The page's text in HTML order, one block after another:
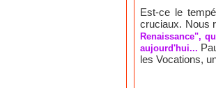
Est-ce le
cruciaux. Nous
Renaissance",
aujourd'hui...
les Vocations,